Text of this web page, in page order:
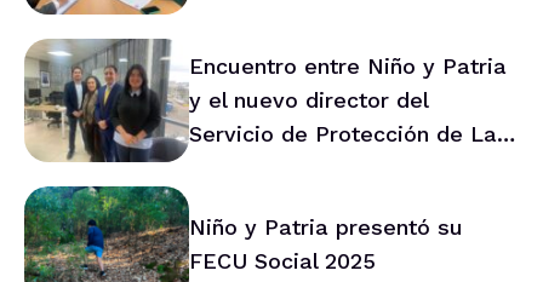
Encuentro entre Niño y Patria
y el nuevo director del
Servicio de Protección de La
Niño y Patria presentó su
FECU Social 2025